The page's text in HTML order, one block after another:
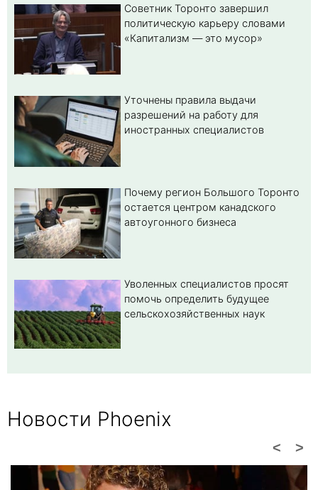
Советник Торонто завершил
политическую карьеру словами
«Капитализм — это мусор»
Уточнены правила выдачи
разрешений на работу для
иностранных специалистов
Почему регион Большого Торонто
остается центром канадского
автоугонного бизнеса
Уволенных специалистов просят
помочь определить будущее
сельскохозяйственных наук
Новости Phoenix
>
<